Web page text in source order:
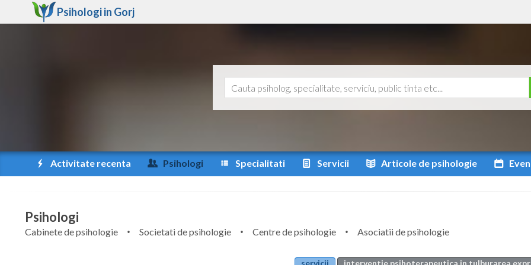
Psihologi in Gorj
Activitate recenta Psihologi Specialitati Servicii Articole de psihologie
Psihologi
Cabinete de psihologie Societati de psihologie Centre de psihologie
Asociatii de psihologie
servicii
interventie psihoterapeutica in tulburarea